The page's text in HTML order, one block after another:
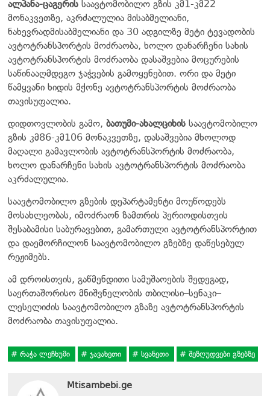
ალპანა-ცაგერის საავტომობილო გზის კმ1-კმ22
მონაკვეთზე, აკრძალულია მისაბმელიანი,
ნახევრადმისაბმელიანი და 30 ადგილზე მეტი ტევადობის
ავტოტრანსპორტის მოძრაობა, ხოლო დანარჩენი სახის
ავტოტრანსპორტის მოძრაობა დასაშვებია მოცურების
საწინააღმდეგო ჯაჭვების გამოყენებით. ორი და მეტი
წამყვანი ხიდის მქონე ავტოტრანსპორტის მოძრაობა
თავისუფალია.
დიდთოვლობის გამო, ბათუმი-ახალციხის საავტომობილო
გზის კმ86-კმ106 მონაკვეთზე, დასაშვებია მხოლოდ
მაღალი გამავლობის ავტოტრანსპორტის მოძრაობა,
ხოლო დანარჩენი სახის ავტოტრანსპორტის მოძრაობა
აკრძალულია.
საავტომობილო გზების დეპარტამენტი მოუწოდებს
მოსახლეობას, იმოძრაონ ზამთრის პერიოდისთვის
შესაბამისი საბურავებით, გამართული ავტოტრანსპორტით
და დაემორჩილონ საავტომობილო გზებზე დაწესებულ
რეჟიმებს.
ამ დროისთვის, გაწმენდითი სამუშაოების შედეგად,
საერთაშორისო მნიშვნელობის თბილისი–სენაკი–
ლესელიძის საავტომობილო გზაზე ავტოტრანსპორტის
მოძრაობა თავისუფალია.
რაჭა ლეჩხუმი ჯავახეთი სვანეთი შეზღუდვები გზებზე
Mtisambebi.ge